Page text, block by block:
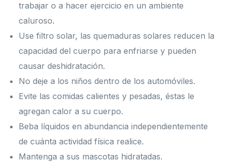
trabajar o a hacer ejercicio en un ambiente
caluroso.
Use filtro solar, las quemaduras solares reducen la
capacidad del cuerpo para enfriarse y pueden
causar deshidratación.
No deje a los niños dentro de los automóviles.
Evite las comidas calientes y pesadas, éstas le
agregan calor a su cuerpo.
Beba líquidos en abundancia independientemente
de cuánta actividad física realice.
Mantenga a sus mascotas hidratadas.